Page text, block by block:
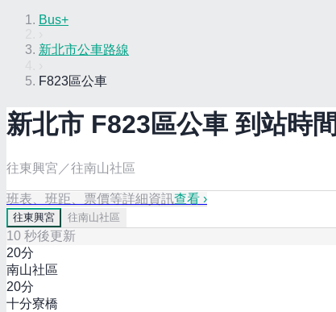
Bus+
新北市公車路線
F823區公車
新北市 F823區公車 到站時間
往東興宮／往南山社區
班表、班距、票價等詳細資訊查看 ›
往東興宮 往南山社區
10 秒後更新
20分
南山社區
20分
十分寮橋